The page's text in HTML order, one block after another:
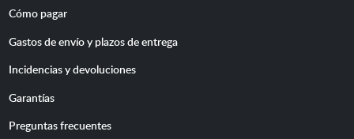
Cómo pagar
Gastos de envío y plazos de entrega
Incidencias y devoluciones
Garantías
Preguntas frecuentes